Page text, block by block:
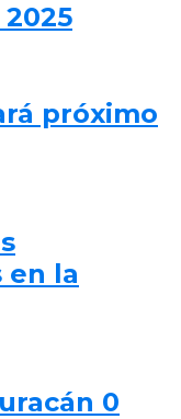
próximo
en la
0